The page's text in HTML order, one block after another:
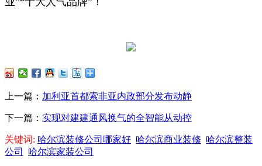
上一篇： 加利亚首都索非亚内政部分发布动静
下一篇： 实现对建建通风换气的全智能从动控
关键词: 哈尔滨装修公司哪家好 哈尔滨商业装修 哈尔滨整装
公司
哈尔滨家装公司